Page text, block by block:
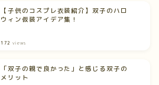
【子供のコスプレ衣装紹介】双子のハロ
ウィン仮装アイデア集！
172 views
「双子の親で良かった」と感じる双子の
メリット